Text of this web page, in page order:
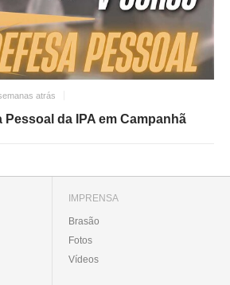
atrás
Pessoal da IPA em Campanhã
IMPRENSA
Brasão
Fotos
Vídeos